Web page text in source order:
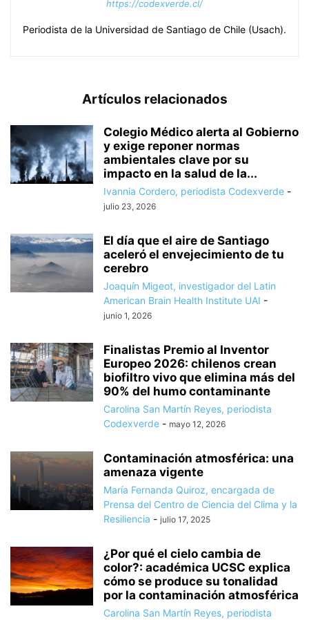
https://codexverde.cl/
Periodista de la Universidad de Santiago de Chile (Usach).
Artículos relacionados
Colegio Médico alerta al Gobierno
y exige reponer normas
ambientales clave por su
impacto en la salud de la...
Ivannia Cordero, periodista Codexverde -
julio 23, 2026
El día que el aire de Santiago
aceleró el envejecimiento de tu
cerebro
Joaquín Migeot, investigador del Latin
American Brain Health Institute UAI -
junio 1, 2026
Finalistas Premio al Inventor
Europeo 2026: chilenos crean
biofiltro vivo que elimina más del
90% del humo contaminante
Carolina San Martín Reyes, periodista
Codexverde - mayo 12, 2026
Contaminación atmosférica: una
amenaza vigente
María Fernanda Quiroz, encargada de
Prensa del Centro de Ciencia del Clima y la
Resiliencia - julio 17, 2025
¿Por qué el cielo cambia de
color?: académica UCSC explica
cómo se produce su tonalidad
por la contaminación atmosférica
Carolina San Martín Reyes, periodista